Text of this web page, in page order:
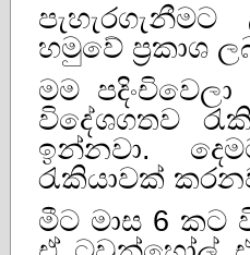
හමුවේ ප්‍රකාශ
මම
විදේශගතව
ඉන්නවා.
රැකියාවක්‌
මීට මාස 6 කට